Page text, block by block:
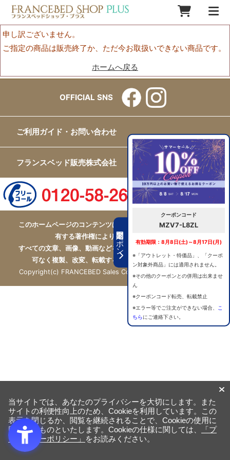
期間限定クーポン
クーポンコード
MZV7-L8ZL
有効期限：8月8日(土)～8月17日(月)
※「アウトレット・特価品」、「クーポ
ン対象外商品」には適用されません。
※その他のクーポンとの併用は出来ませ
ん
※クーポンコード転売、転載禁止
※エラー等でご注文ができない場合、
こ
ちらにご連絡下さい。
申し訳ございません。
ご指定の商品は販売終了か、ただ今お取扱いできない商品です。
ホームへ戻る
OFFICIAL SNS
ご利用ガイド・お問い合わせ
フランスベッド販売株式会社
このホームページのコンテンツはフランスベッド販売株式会社が
有する著作権により保護されています。
すべての文章、画像、動画などを、私的利用の範囲を超えて、許
可なく複製、改変、転載することは禁じられています。
Copyright(c) FRANCEBED Sales Co., ltd. All Rights Reserved.
当サイトでは、あなたのプライバシーを大切にします。また
サイトの利便性向上のため、Cookieを利用しています。この
表示を閉じるか、閲覧を継続されることで、Cookieの使用に
同意するものといたします。Cookieの仕様に関しては、
「プ
ライバシーポリシー」
をお読みください。